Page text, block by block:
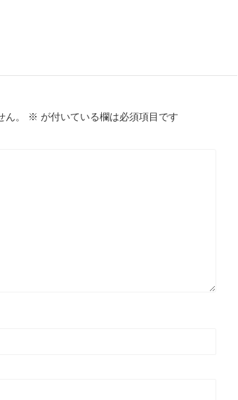
。 ※ が付いている欄は必須項目です